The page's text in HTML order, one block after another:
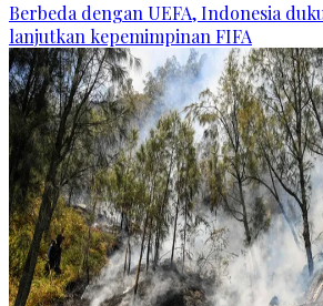
Berbeda dengan UEFA, Indonesia
lanjutkan kepemimpinan FIFA